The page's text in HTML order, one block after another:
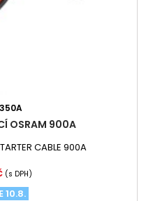
OSRAM 900A
CABLE 900A
(s DPH)
10.8.